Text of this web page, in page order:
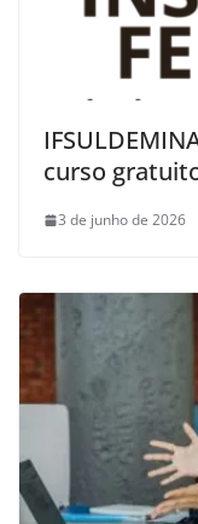
curso
3 de junho de 2026